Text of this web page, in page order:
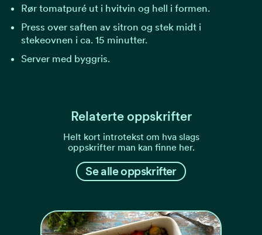
Rør tomatpuré ut i hvitvin og hell i formen.
Press over saften av sitron og stek midt i
stekeovnen i ca. 15 minutter.
Server med byggris.
Relaterte oppskrifter
Helt kort introtekst om hva slags
oppskrifter man kan finne her.
Se alle oppskrifter